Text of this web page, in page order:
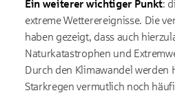
Ein weiterer wichtiger Punkt:
extreme Wetterereignisse. Die
haben gezeigt, dass auch
Naturkatastrophen und
Durch den Klimawandel werden
Starkregen vermutlich noch